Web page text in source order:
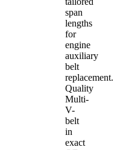
span
lengths
for
engine
auxiliary
belt
replacement.
Quality
Multi-
V-
belt
in
exact